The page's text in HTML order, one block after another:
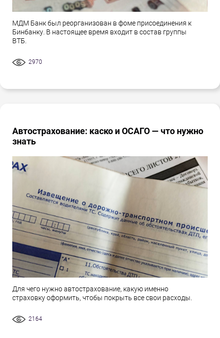
МДМ Банк был реорганизован в фоме присоединения к
Бинбанку. В настоящее время входит в состав группы
ВТБ.
2970
Автострахование: каско и ОСАГО — что нужно
знать
Для чего нужно автострахование, какую именно
страховку оформить, чтобы покрыть все свои расходы.
2164